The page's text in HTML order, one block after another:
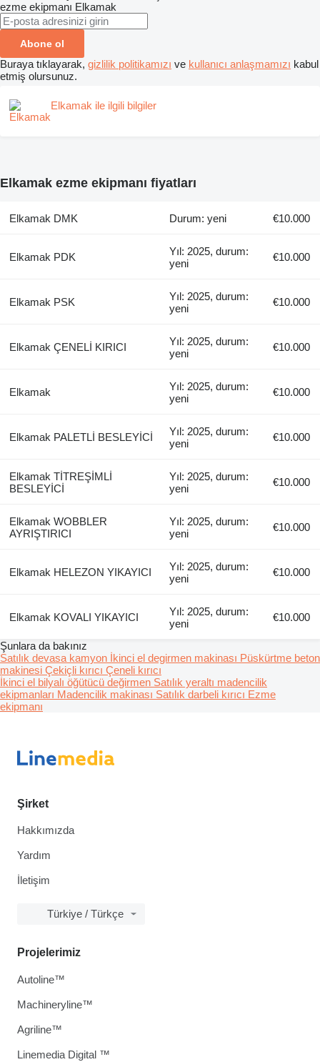
ezme ekipmanı Elkamak
Abone ol
Buraya tıklayarak, gizlilik politikamızı ve kullanıcı anlaşmamızı kabul
etmiş olursunuz.
Elkamak ile ilgili bilgiler
Elkamak ezme ekipmanı fiyatları
Elkamak DMK Durum: yeni €10.000
Elkamak PDK
Yıl: 2025, durum:
yeni
€10.000
Elkamak PSK
Yıl: 2025, durum:
yeni
€10.000
Elkamak ÇENELİ KIRICI
Yıl: 2025, durum:
yeni
€10.000
Elkamak
Yıl: 2025, durum:
yeni
€10.000
Elkamak PALETLİ BESLEYİCİ
Yıl: 2025, durum:
yeni
€10.000
Elkamak TİTREŞİMLİ
BESLEYİCİ
Yıl: 2025, durum:
yeni
€10.000
Elkamak WOBBLER
AYRIŞTIRICI
Yıl: 2025, durum:
yeni
€10.000
Elkamak HELEZON YIKAYICI
Yıl: 2025, durum:
yeni
€10.000
Elkamak KOVALI YIKAYICI
Yıl: 2025, durum:
yeni
€10.000
Şunlara da bakınız
Satılık devasa kamyon İkinci el degirmen makinası Püskürtme beton
makinesi Çekiçli kırıcı Çeneli kırıcı
İkinci el bilyalı öğütücü değirmen Satılık yeraltı madencilik
ekipmanları Madencilik makinası Satılık darbeli kırıcı Ezme
ekipmanı
Şirket
Hakkımızda
Yardım
İletişim
Türkiye / Türkçe
Projelerimiz
Autoline™
Machineryline™
Agriline™
Linemedia Digital ™